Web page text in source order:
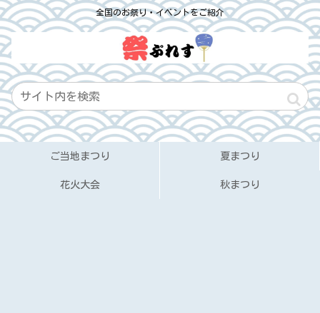
全国のお祭り・イベントをご紹介
ご当地まつり 夏まつり
花火大会 秋まつり